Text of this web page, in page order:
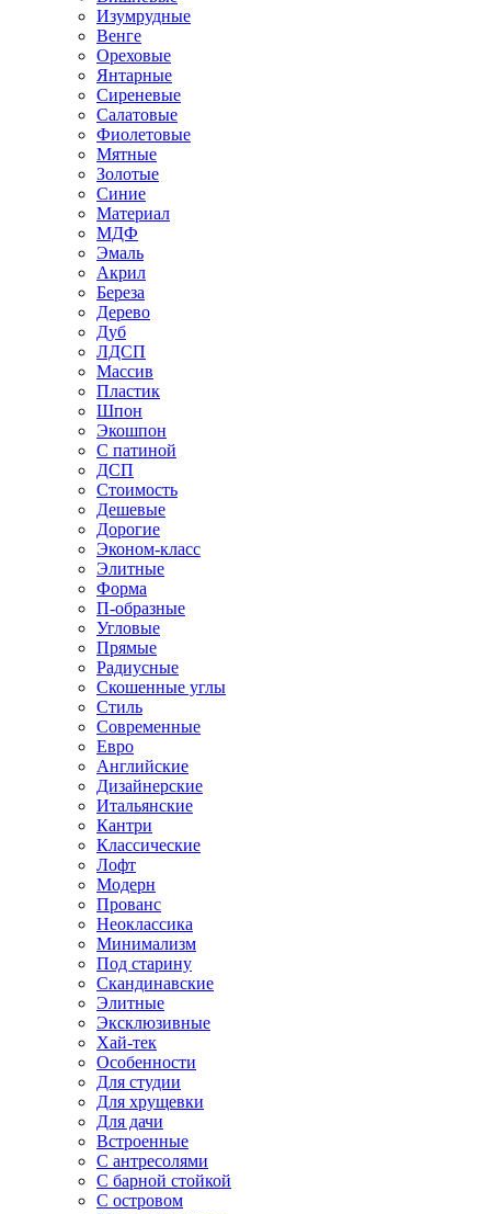
Изумрудные
Венге
Ореховые
Янтарные
Сиреневые
Салатовые
Фиолетовые
Мятные
Золотые
Синие
Материал
МДФ
Эмаль
Акрил
Береза
Дерево
Дуб
ЛДСП
Массив
Пластик
Шпон
Экошпон
С патиной
ДСП
Стоимость
Дешевые
Дорогие
Эконом-класс
Элитные
Форма
П-образные
Угловые
Прямые
Радиусные
Скошенные углы
Стиль
Современные
Евро
Английские
Дизайнерские
Итальянские
Кантри
Классические
Лофт
Модерн
Прованс
Неоклассика
Минимализм
Под старину
Скандинавские
Элитные
Эксклюзивные
Хай-тек
Особенности
Для студии
Для хрущевки
Для дачи
Встроенные
С антресолями
С барной стойкой
С островом